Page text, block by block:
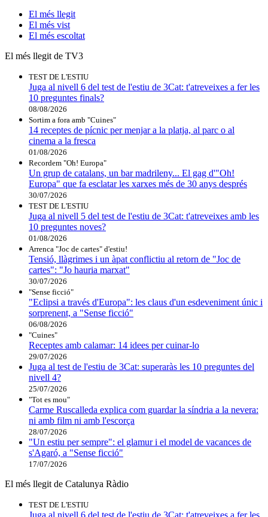
El més llegit
El més vist
El més escoltat
El més llegit de TV3
TEST DE L'ESTIU
Juga al nivell 6 del test de l'estiu de 3Cat: t'atreveixes a fer les
10 preguntes finals?
08/08/2026
Sortim a fora amb "Cuines"
14 receptes de pícnic per menjar a la platja, al parc o al
cinema a la fresca
01/08/2026
Recordem "Oh! Europa"
Un grup de catalans, un bar madrileny... El gag d'"Oh!
Europa" que fa esclatar les xarxes més de 30 anys després
30/07/2026
TEST DE L'ESTIU
Juga al nivell 5 del test de l'estiu de 3Cat: t'atreveixes amb les
10 preguntes noves?
01/08/2026
Arrenca "Joc de cartes" d'estiu!
Tensió, llàgrimes i un àpat conflictiu al retorn de "Joc de
cartes": "Jo hauria marxat"
30/07/2026
"Sense ficció"
"Eclipsi a través d'Europa": les claus d'un esdeveniment únic i
sorprenent, a "Sense ficció"
06/08/2026
"Cuines"
Receptes amb calamar: 14 idees per cuinar-lo
29/07/2026
Juga al test de l'estiu de 3Cat: superaràs les 10 preguntes del
nivell 4?
25/07/2026
"Tot es mou"
Carme Ruscalleda explica com guardar la síndria a la nevera:
ni amb film ni amb l'escorça
28/07/2026
"Un estiu per sempre": el glamur i el model de vacances de
s'Agaró, a "Sense ficció"
17/07/2026
El més llegit de Catalunya Ràdio
TEST DE L'ESTIU